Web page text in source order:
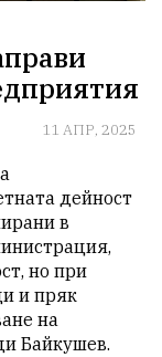
11 АПР, 2025
дейност
в
но при
и пряк
на
Байкушев.